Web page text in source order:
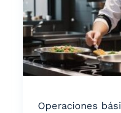
Operaciones